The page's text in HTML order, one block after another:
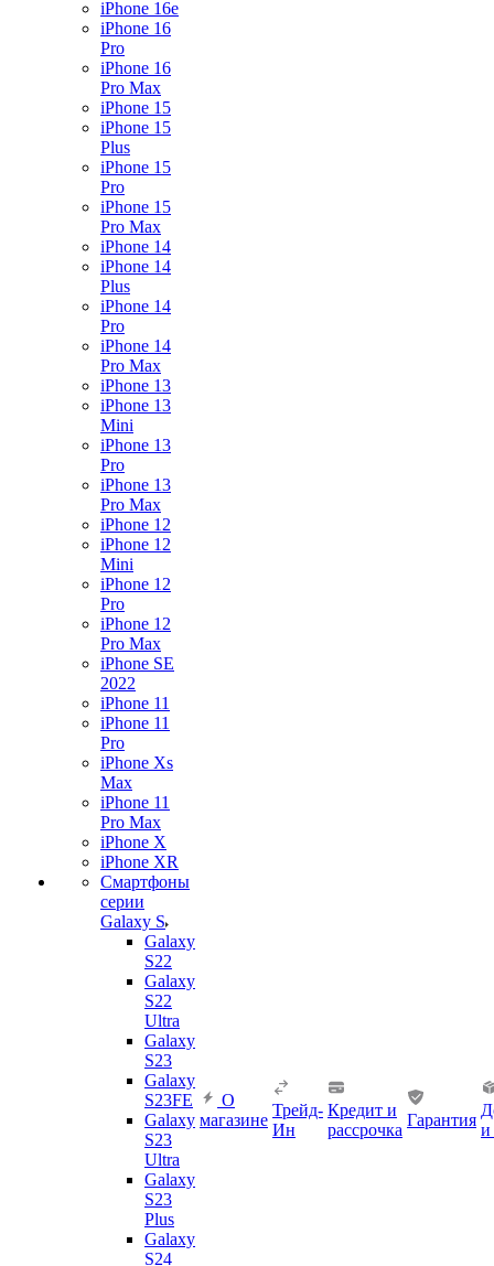
iPhone 16e
iPhone 16
Pro
iPhone 16
Pro Max
iPhone 15
iPhone 15
Plus
iPhone 15
Pro
iPhone 15
Pro Max
iPhone 14
iPhone 14
Plus
iPhone 14
Pro
iPhone 14
Pro Max
iPhone 13
iPhone 13
Mini
iPhone 13
Pro
iPhone 13
Pro Max
iPhone 12
iPhone 12
Mini
iPhone 12
Pro
iPhone 12
Pro Max
iPhone SE
2022
iPhone 11
iPhone 11
Pro
iPhone Xs
Max
iPhone 11
Pro Max
iPhone X
iPhone XR
Смартфоны
серии
Galaxy S
Galaxy
S22
Galaxy
S22
Ultra
Galaxy
S23
Galaxy
S23FE
Galaxy
S23
Ultra
Galaxy
S23
Plus
Galaxy
S24
О
магазине
Трейд-
Ин
Кредит и
рассрочка
Гарантия
и